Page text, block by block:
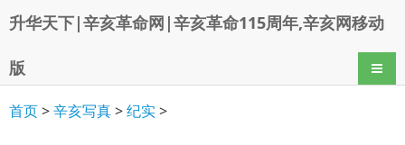
升华天下|辛亥革命网|辛亥革命115周年,辛亥网移动
版 导航
首页>辛亥写真>纪实>